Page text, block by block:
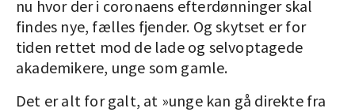
nu hvor der i coronaens efterdønninger skal
findes nye, fælles fjender. Og skytset er for
tiden rettet mod de lade og selvoptagede
akademikere, unge som gamle.
Det er alt for galt, at »unge kan gå direkte fra